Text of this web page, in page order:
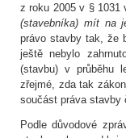
z roku 2005 v § 1031
(stavebníka) mít na
právo stavby tak, že
ještě nebylo
(stavbu) v průběhu
zřejmé, zda tak
součást práva stavby
Podle důvodové